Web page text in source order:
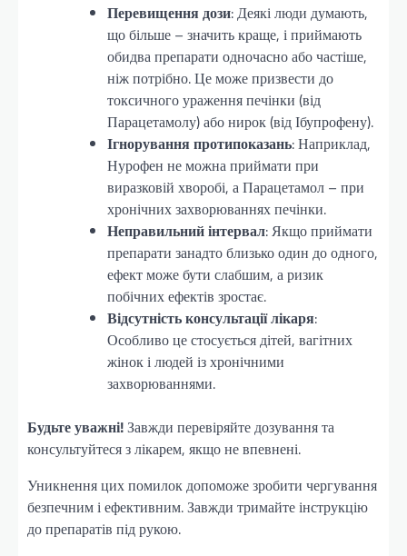
Перевищення дози: Деякі люди думають,
що більше – значить краще, і приймають
обидва препарати одночасно або частіше,
ніж потрібно. Це може призвести до
токсичного ураження печінки (від
Парацетамолу) або нирок (від Ібупрофену).
Ігнорування протипоказань: Наприклад,
Нурофен не можна приймати при
виразковій хворобі, а Парацетамол – при
хронічних захворюваннях печінки.
Неправильний інтервал: Якщо приймати
препарати занадто близько один до одного,
ефект може бути слабшим, а ризик
побічних ефектів зростає.
Відсутність консультації лікаря:
Особливо це стосується дітей, вагітних
жінок і людей із хронічними
захворюваннями.
Будьте уважні!Завжди перевіряйте дозування та
консультуйтеся з лікарем, якщо не впевнені.
Уникнення цих помилок допоможе зробити чергування
безпечним і ефективним. Завжди тримайте інструкцію
до препаратів під рукою.